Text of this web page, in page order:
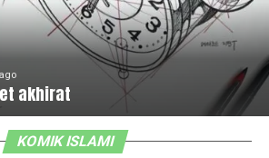
akhirat
KOMIK ISLAMI